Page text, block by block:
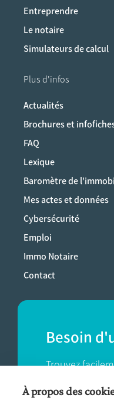
Entreprendre
Le notaire
Simulateurs de calcul
Plus d'infos
Actualités
Brochures et
FAQ
Lexique
Baromètre de
Mes actes et données
Cybersécurité
Emploi
Immo Notaire
Contact
Besoin
Trouvez
près de chez
À propos des